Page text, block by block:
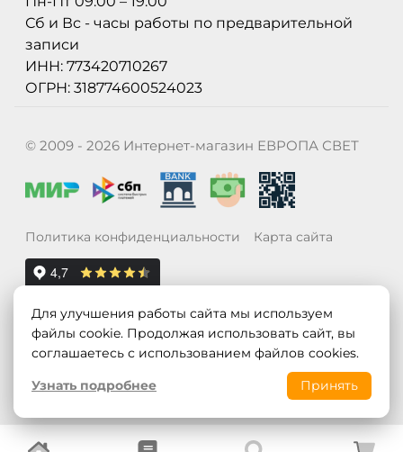
Сб и Вс - часы работы по предварительной
записи
ИНН: 773420710267
ОГРН: 318774600524023
© 2009 - 2026 Интернет-магазин ЕВРОПА СВЕТ
Политика конфиденциальности Карта сайта
Для улучшения работы сайта мы используем
файлы cookie. Продолжая использовать сайт, вы
соглашаетесь с использованием файлов cookies.
Узнать подробнее
Принять